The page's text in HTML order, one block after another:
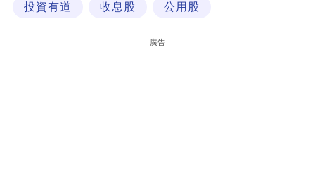
投資有道 收息股 公用股
廣告